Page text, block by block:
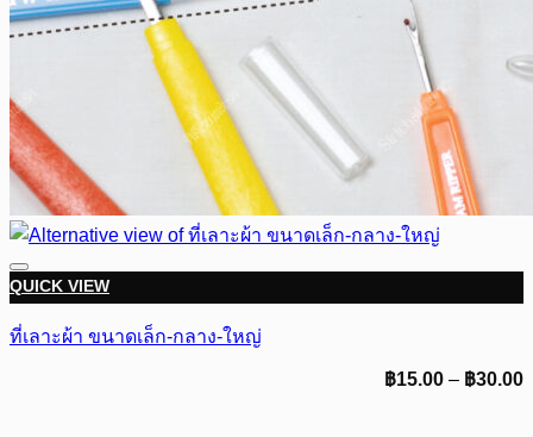
QUICK VIEW
ที่เลาะผ้า ขนาดเล็ก-กลาง-ใหญ่
฿15.00 – ฿30.00